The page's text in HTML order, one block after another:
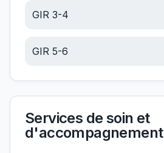
GIR 3-4
GIR 5-6
Services de soin et
d'accompagnement